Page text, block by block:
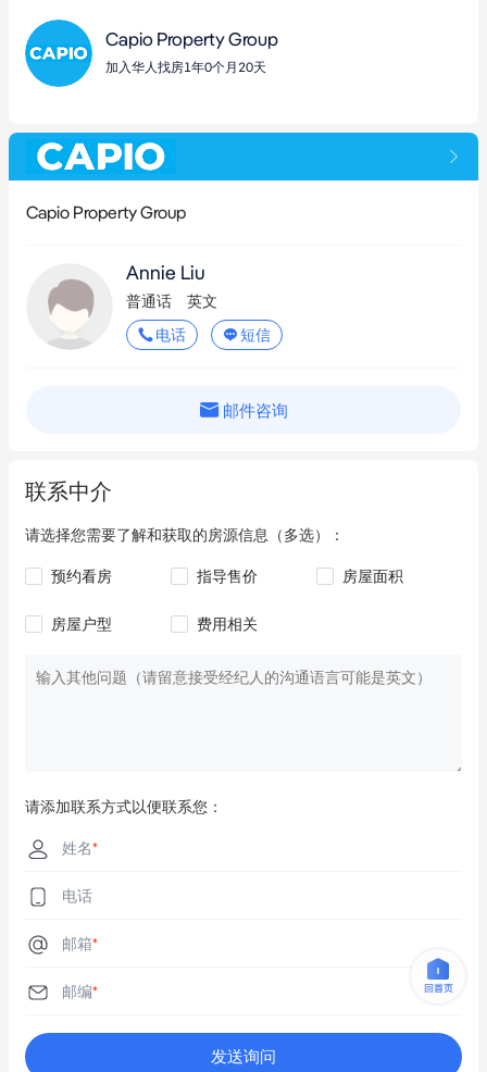
Capio Property Group
加入华人找房1年0个月20天
Capio Property Group
Annie Liu
普通话
英文
电话
短信
邮件咨询
联系中介
请选择您需要了解和获取的房源信息（多选）：
预约看房 指导售价 房屋面积
房屋户型 费用相关
请添加联系方式以便联系您：
姓名*
电话
邮箱*
邮编*
发送询问